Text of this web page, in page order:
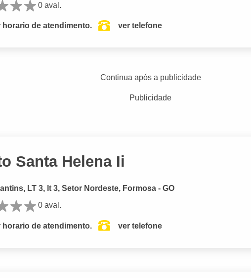
0 aval.
horario de atendimento. ver telefone
Continua após a publicidade
Publicidade
Santa Helena Ii
LT 3, lt 3, Setor Nordeste, Formosa - GO
0 aval.
horario de atendimento. ver telefone